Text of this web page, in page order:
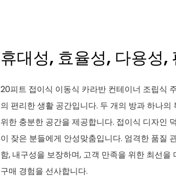
휴대성, 효율성, 다용성,
20피트 접이식 이동식 카라반 컨테이너 조립식
의 편리한 생활 공간입니다. 두 개의 방과 하나의
위한 충분한 공간을 제공합니다. 접이식 디자인
이 잦은 분들에게 안성맞춤입니다. 엄격한 품질
함, 내구성을 보장하며, 고객 만족을 위한 최선
구매 경험을 선사합니다.